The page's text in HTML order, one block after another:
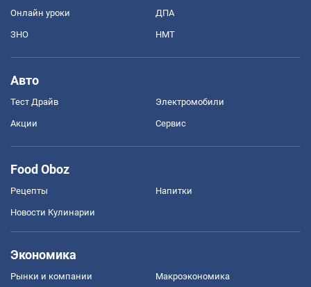
Онлайн уроки ДПА
ЗНО НМТ
Авто
Тест Драйв Электромобили
Акции Сервис
Food Oboz
Рецепты Напитки
Новости Кулинарии
Экономика
Рынки и компании Mакроэкономика